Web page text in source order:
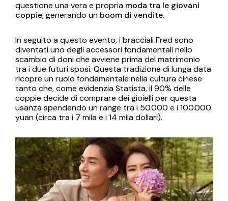
questione una vera e propria moda tra le giovani
coppie, generando un boom di vendite.
In seguito a questo evento, i bracciali Fred sono
diventati uno degli accessori fondamentali nello
scambio di doni che avviene prima del matrimonio
tra i due futuri sposi. Questa tradizione di lunga data
ricopre un ruolo fondamentale nella cultura cinese
tanto che, come evidenzia Statista, il 90% delle
coppie decide di comprare dei gioielli per questa
usanza spendendo un range tra i 50.000 e i 100.000
yuan (circa tra i 7 mila e i 14 mila dollari).